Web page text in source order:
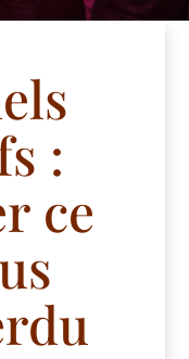
:
ce